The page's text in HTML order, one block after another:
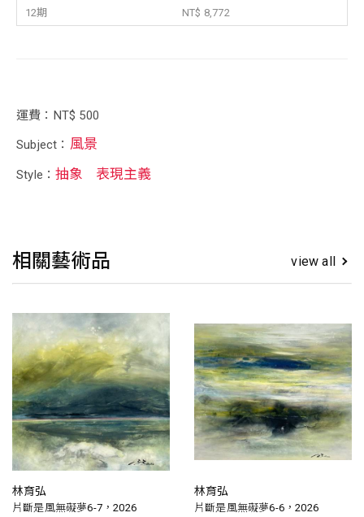
12期
NT$ 8,772
運費：NT$ 500
Subject： 風景
Style：抽象 表現主義
相關藝術品 view all
林育弘
片斷是風無礙夢6-7，2026
林育弘
片斷是風無礙夢6-6，2026